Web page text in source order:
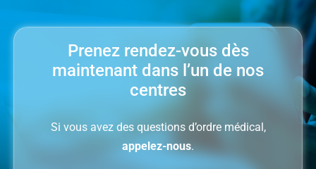
Prenez rendez-vous dès
maintenant dans l’un de nos
centres
Si vous avez des questions d’ordre médical,
appelez-nous.